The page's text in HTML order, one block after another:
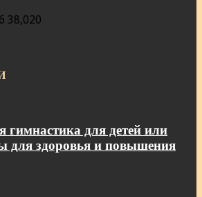
38,020
гимнастика для детей или
для здоровья и повышения